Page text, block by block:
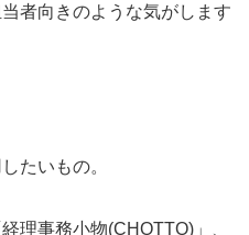
者向きのような気がします
たいもの。
理事務小物(CHOTTO)」、